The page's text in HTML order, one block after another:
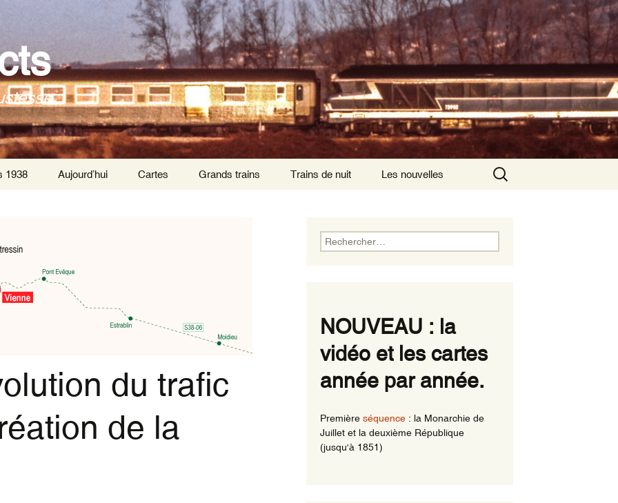
1938 Aujourd’hui Cartes Grands trains Trains de nuit
Trains de nuit
internationaux ayant une
ville en Région comme
Régions en 1981
Les nouvelles
Rechercher :
du trafic
de la
Rechercher :
NOUVEAU : la
vidéo et les cartes
année par année.
Première séquence : la Monarchie de
Juillet et la deuxième République
(jusqu'à 1851)